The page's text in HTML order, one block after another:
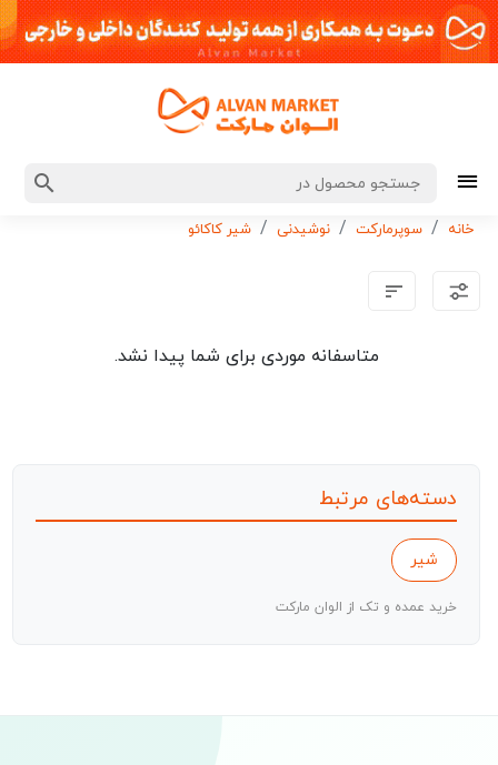
خانه سوپرمارکت نوشیدنی شیر کاکائو
متاسفانه موردی برای شما پیدا نشد.
دسته‌های مرتبط
شیر
خرید عمده و تک از الوان مارکت